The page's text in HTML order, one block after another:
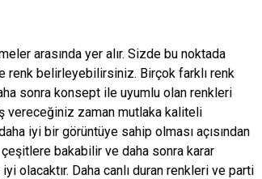
arasında yer alır. Sizde bu noktada
renk belirleyebilirsiniz. Birçok farklı renk
sonra konsept ile uyumlu olan renkleri
vereceğiniz zaman mutlaka kaliteli
iyi bir görüntüye sahip olması açısından
bakabilir ve daha sonra karar
olacaktır. Daha canlı duran renkleri ve parti